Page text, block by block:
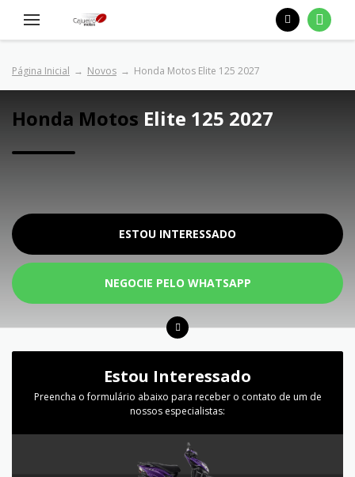
Página Inicial Novos Honda Motos Elite 125 2027
Honda Motos Elite 125 2027
ESTOU INTERESSADO
NEGOCIE PELO WHATSAPP
Estou Interessado
Preencha o formulário abaixo para receber o contato de um de
nossos especialistas: